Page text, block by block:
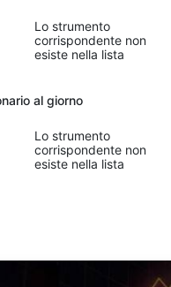
Lo strumento
corrispondente non
esiste nella lista
al giorno
Lo strumento
corrispondente non
esiste nella lista